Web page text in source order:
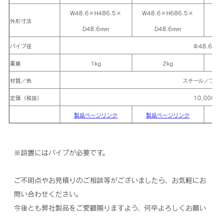
外形寸法
W48.6×H486.5×
D48.6mm
W48.6×H686.5×
D48.6mm
パイプ径 Φ48.6mm
重量 1kg 2kg
材質／色 スチール／ブ
定価（税抜） 10,000円
製品ページリンク 製品ページリンク
※設置にはパイプが必要です。
ご不明点やお見積りのご相談等がございましたら、お気軽にお
問い合わせください。
今後とも弊社製品をご愛顧賜りますよう、何卒よろしくお願い